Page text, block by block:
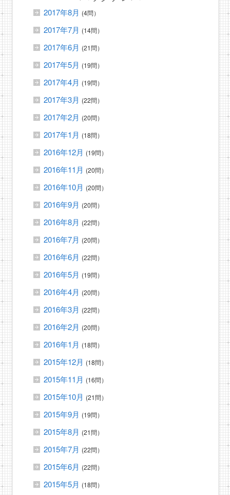
2017年8月 (4問）
2017年7月 (14問）
2017年6月 (21問）
2017年5月 (19問）
2017年4月 (19問）
2017年3月 (22問）
2017年2月 (20問）
2017年1月 (18問）
2016年12月 (19問）
2016年11月 (20問）
2016年10月 (20問）
2016年9月 (20問）
2016年8月 (22問）
2016年7月 (20問）
2016年6月 (22問）
2016年5月 (19問）
2016年4月 (20問）
2016年3月 (22問）
2016年2月 (20問）
2016年1月 (18問）
2015年12月 (18問）
2015年11月 (16問）
2015年10月 (21問）
2015年9月 (19問）
2015年8月 (21問）
2015年7月 (22問）
2015年6月 (22問）
2015年5月 (18問）